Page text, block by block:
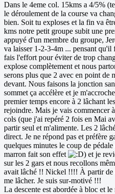
Dans le 4eme col. 15kms a 4/5%
le déroulement de la course va
bien. Soit tu exploses et la fin va
kms notre petit groupe subit une
appuyé d'un membre du groupe,
va laisser 1-2-3-4m ... pensant qu'il
fais l'effort pour éviter de trop
explose complètement et nous
serons plus que 2 avec en point de
devant. Nous faisons la jonction
sommet ça accélère et je
premier temps encore à 2 lâchant
rejoindre. Mais je vais commencer
cols (que j'ai repéré 2 fois en Mai
partir seul et m'alimente. Les 2
direct. Je ne répond pas et préfère
quelques minutes le coup de
marron fait son effet
) et je
sur les 2 gars et nous recollons
avait lâché !! Nickel !!!! À partir de
me lâcher. Je suis sur-motivé !!!
La descente est abordée à bloc et